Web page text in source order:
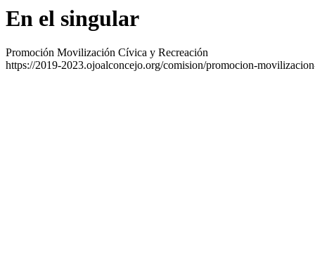
En el singular
Promoción Movilización Cívica y Recreación
https://2019-2023.ojoalconcejo.org/comision/promocion-